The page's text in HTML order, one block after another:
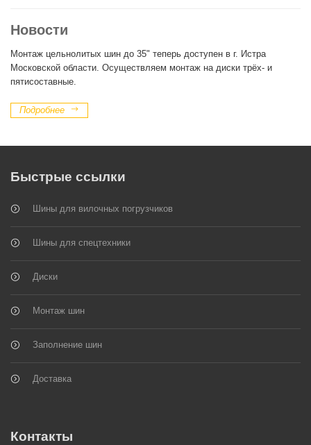
Новости
Монтаж цельнолитых шин до 35" теперь доступен в г. Истра
Московской области. Осуществляем монтаж на диски трёх- и
пятисоставные.
Подробнее
Быстрые ссылки
Шины для вилочных погрузчиков
Шины для спецтехники
Диски
Монтаж шин
Заполнение шин
Доставка
Контакты